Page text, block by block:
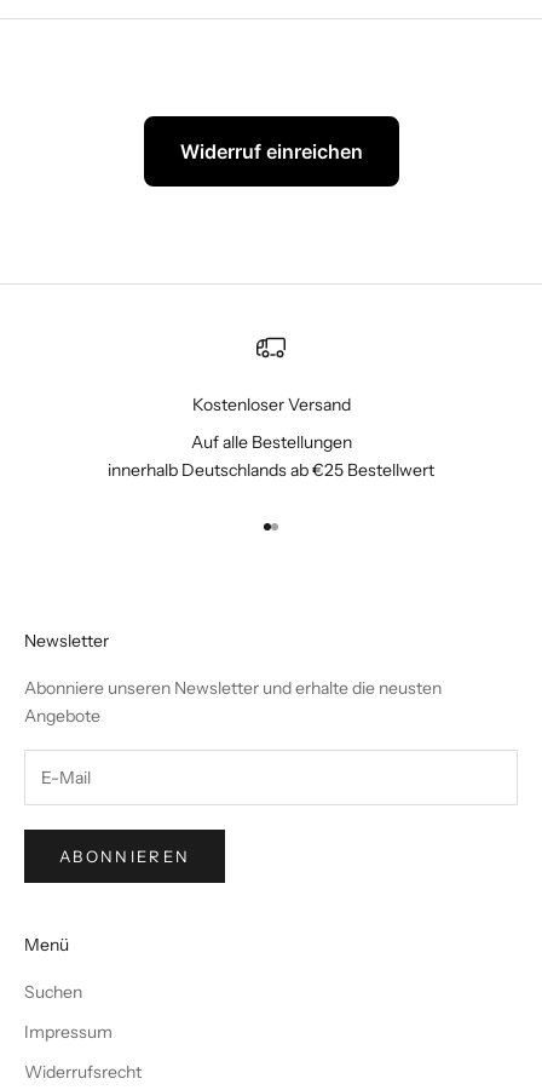
Widerruf einreichen
Kostenloser Versand
Auf alle Bestellungen
innerhalb Deutschlands ab €25 Bestellwert
Gehe zu Element 1
Gehe zu Element 2
Newsletter
Abonniere unseren Newsletter und erhalte die neusten
Angebote
ABONNIEREN
Menü
Suchen
Impressum
Widerrufsrecht